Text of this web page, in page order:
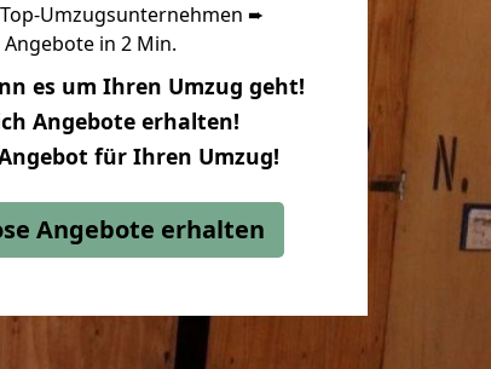
Umzugsunternehmen ➨
in 2 Min.
es um Ihren Umzug geht!
Angebote erhalten!
für Ihren Umzug!
Angebote erhalten